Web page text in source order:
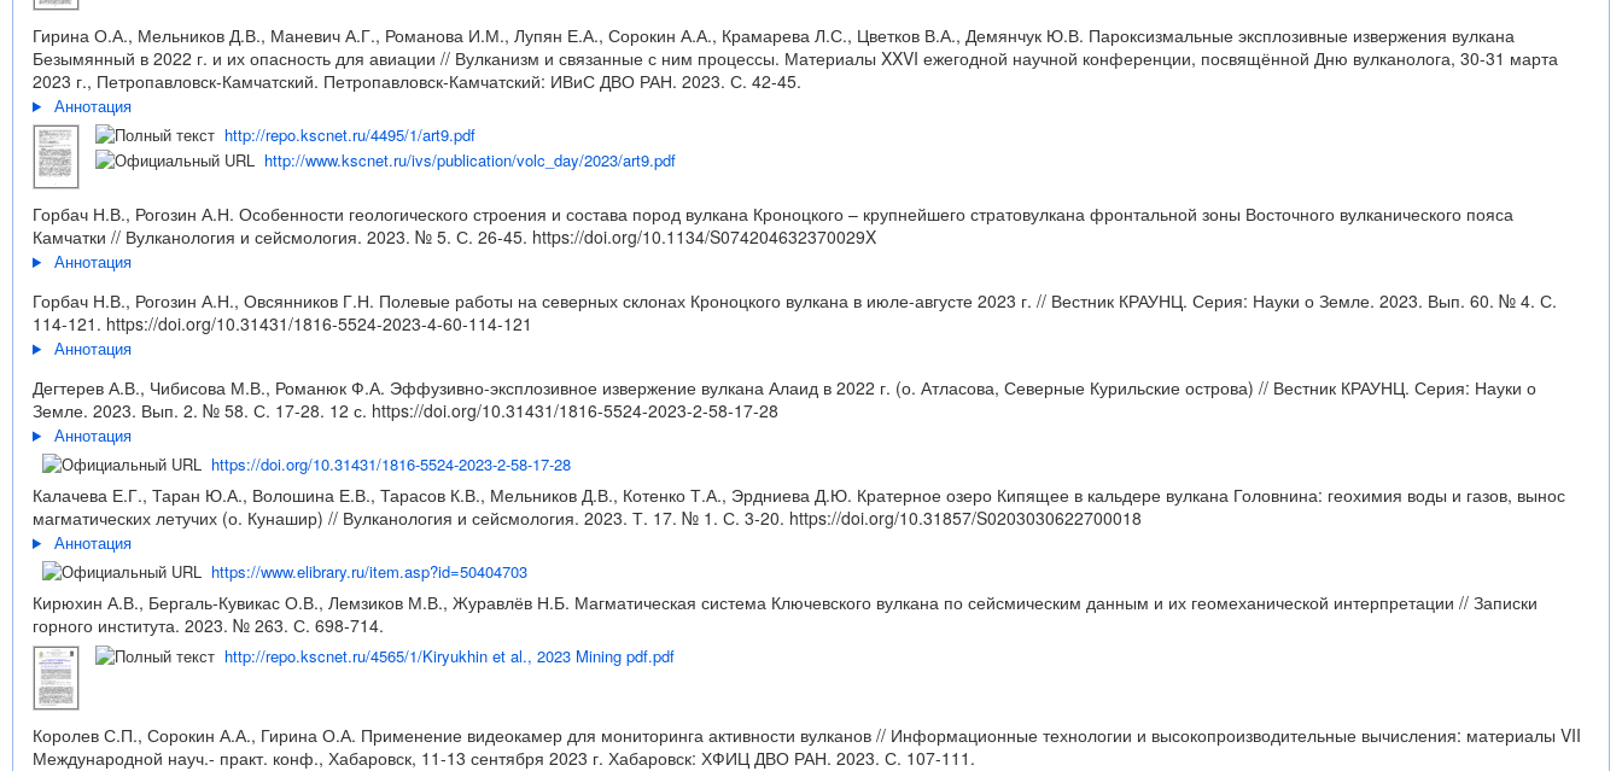
Гирина О.А., Мельников Д.В., Маневич А.Г., Романова И.М., Лупян Е.А., Сорокин А.А., Крамарева Л.С., Цветков В.А., Демянчук Ю.В. Пароксизмальные эксплозивные извержения вулкана
Безымянный в 2022 г. и их опасность для авиации // Вулканизм и связанные с ним процессы. Материалы XXVI ежегодной научной конференции, посвящённой Дню вулканолога, 30-31 марта
2023 г., Петропавловск-Камчатский. Петропавловск-Камчатский: ИВиС ДВО РАН. 2023. С. 42-45.
Аннотация
http://repo.kscnet.ru/4495/1/art9.pdf
http://www.kscnet.ru/ivs/publication/volc_day/2023/art9.pdf
Горбач Н.В., Рогозин А.Н. Особенности геологического строения и состава пород вулкана Кроноцкого – крупнейшего стратовулкана фронтальной зоны Восточного вулканического пояса
Камчатки // Вулканология и сейсмология. 2023. № 5. С. 26-45. https://doi.org/10.1134/S074204632370029X
Аннотация
Горбач Н.В., Рогозин А.Н., Овсянников Г.Н. Полевые работы на северных склонах Кроноцкого вулкана в июле-августе 2023 г. // Вестник КРАУНЦ. Серия: Науки о Земле. 2023. Вып. 60. № 4. С.
114-121. https://doi.org/10.31431/1816-5524-2023-4-60-114-121
Аннотация
Дегтерев А.В., Чибисова М.В., Романюк Ф.А. Эффузивно-эксплозивное извержение вулкана Алаид в 2022 г. (о. Атласова, Северные Курильские острова) // Вестник КРАУНЦ. Серия: Науки о
Земле. 2023. Вып. 2. № 58. С. 17-28. 12 с. https://doi.org/10.31431/1816-5524-2023-2-58-17-28
Аннотация
https://doi.org/10.31431/1816-5524-2023-2-58-17-28
Калачева Е.Г., Таран Ю.А., Волошина Е.В., Тарасов К.В., Мельников Д.В., Котенко Т.А., Эрдниева Д.Ю. Кратерное озеро Кипящее в кальдере вулкана Головнина: геохимия воды и газов, вынос
магматических летучих (о. Кунашир) // Вулканология и сейсмология. 2023. Т. 17. № 1. С. 3-20. https://doi.org/10.31857/S0203030622700018
Аннотация
https://www.elibrary.ru/item.asp?id=50404703
Кирюхин А.В., Бергаль-Кувикас О.В., Лемзиков М.В., Журавлёв Н.Б. Магматическая система Ключевского вулкана по сейсмическим данным и их геомеханической интерпретации // Записки
горного института. 2023. № 263. С. 698-714.
http://repo.kscnet.ru/4565/1/Kiryukhin et al., 2023 Mining pdf.pdf
Королев С.П., Сорокин А.А., Гирина О.А. Применение видеокамер для мониторинга активности вулканов // Информационные технологии и высокопроизводительные вычисления: материалы VII
Международной науч.- практ. конф., Хабаровск, 11-13 сентября 2023 г. Хабаровск: ХФИЦ ДВО РАН. 2023. С. 107-111.